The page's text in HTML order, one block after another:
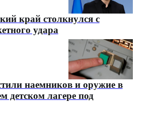
край столкнулся с
удара
наемников и оружие в
детском лагере под